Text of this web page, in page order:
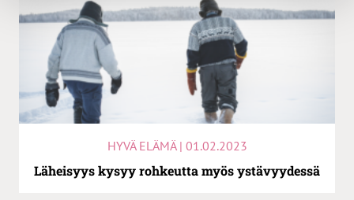
HYVÄ ELÄMÄ | 01.02.2023
Läheisyys kysyy rohkeutta myös ystävyydessä